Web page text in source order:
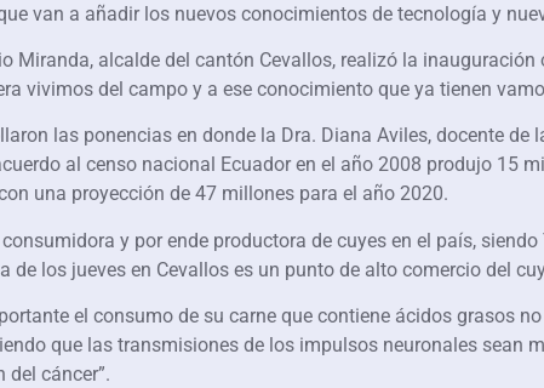
van a añadir los nuevos conocimientos de tecnología y
Miranda, alcalde del cantón Cevallos, realizó la
vivimos del campo y a ese conocimiento que ya tienen
las ponencias en donde la Dra. Diana Aviles, docente
al censo nacional Ecuador en el año 2008 produjo 15
una proyección de 47 millones para el año 2020.
y por ende productora de cuyes en el país,
de los jueves en Cevallos es un punto de alto comercio del
el consumo de su carne que contiene ácidos grasos
que las transmisiones de los impulsos neuronales
del cáncer”.